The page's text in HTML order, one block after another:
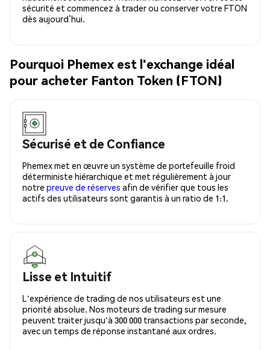
sécurité et commencez à trader ou conserver votre FTON
dès aujourd’hui.
Pourquoi Phemex est l'exchange idéal
pour acheter Fanton Token (FTON)
Sécurisé et de Confiance
Phemex met en œuvre un système de portefeuille froid
déterministe hiérarchique et met régulièrement à jour
notre preuve de réserves afin de vérifier que tous les
actifs des utilisateurs sont garantis à un ratio de 1:1.
Lisse et Intuitif
L'expérience de trading de nos utilisateurs est une
priorité absolue. Nos moteurs de trading sur mesure
peuvent traiter jusqu'à 300 000 transactions par seconde,
avec un temps de réponse instantané aux ordres.